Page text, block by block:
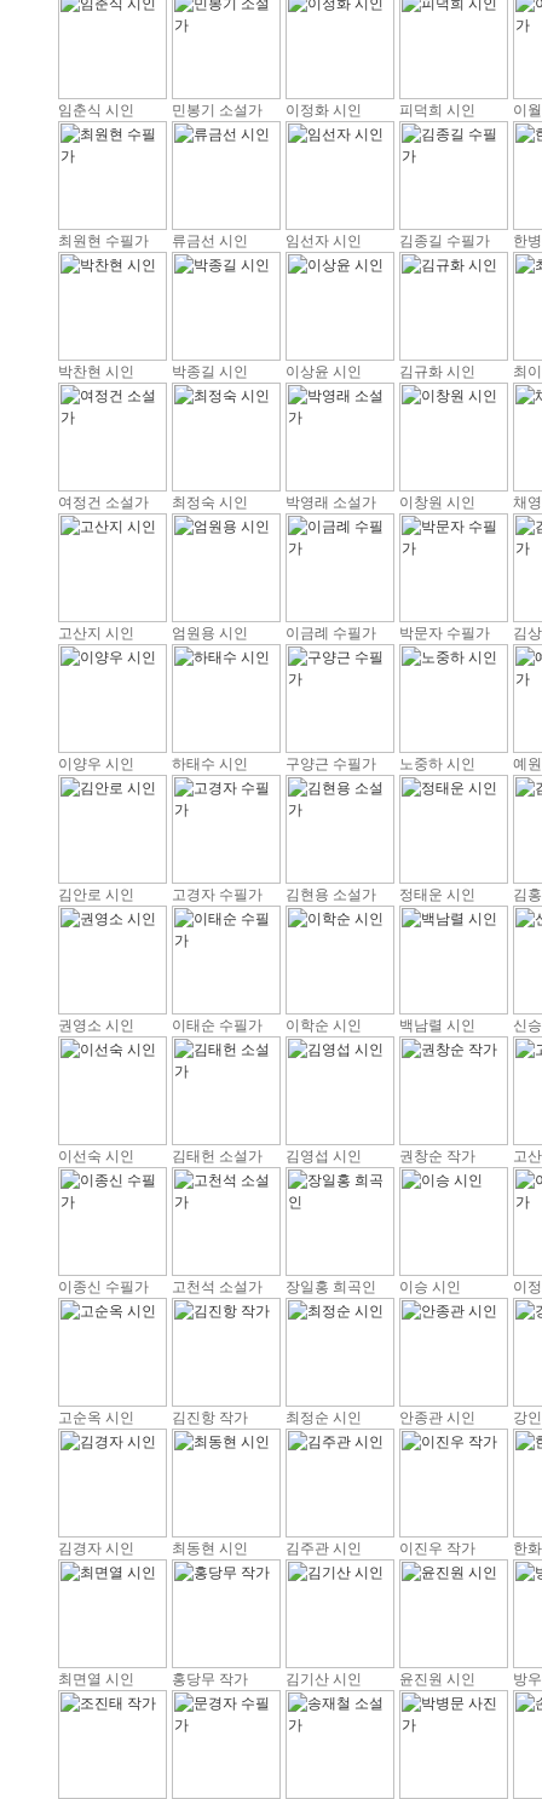
임춘식 시인 민봉기 소설가 이정화 시인 피덕희 시인 이
최원현 수필가 류금선 시인 임선자 시인 김종길 수필가 한
박찬현 시인 박종길 시인 이상윤 시인 김규화 시인 최
여정건 소설가 최정숙 시인 박영래 소설가 이창원 시인 채
고산지 시인 엄원용 시인 이금례 수필가 박문자 수필가 김
이양우 시인 하태수 시인 구양근 수필가 노중하 시인 예
김안로 시인 고경자 수필가 김현용 소설가 정태운 시인 김
권영소 시인 이태순 수필가 이학순 시인 백남렬 시인 신
이선숙 시인 김태헌 소설가 김영섭 시인 권창순 작가 고
이종신 수필가 고천석 소설가 장일홍 희곡인 이승 시인 이
고순옥 시인 김진항 작가 최정순 시인 안종관 시인 강
김경자 시인 최동현 시인 김주관 시인 이진우 작가 한
최면열 시인 홍당무 작가 김기산 시인 윤진원 시인 방